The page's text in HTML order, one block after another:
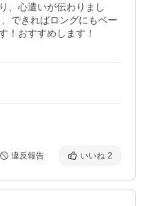
、心遣いが伝わりまし
できればロングにもベー
！おすすめします！
違反報告 いいね 2